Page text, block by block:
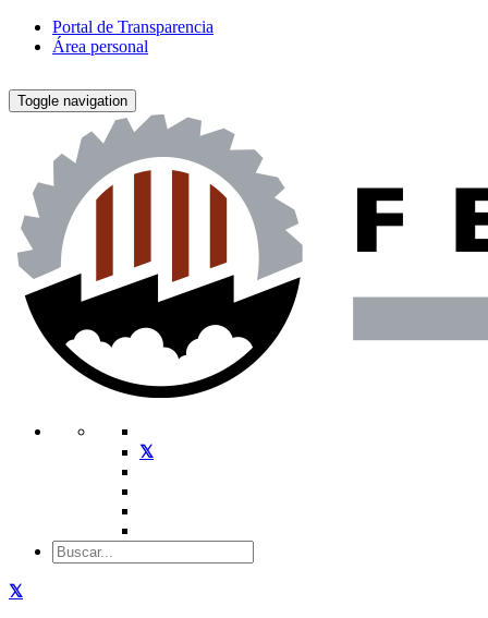
Portal de Transparencia
Área personal
Toggle navigation